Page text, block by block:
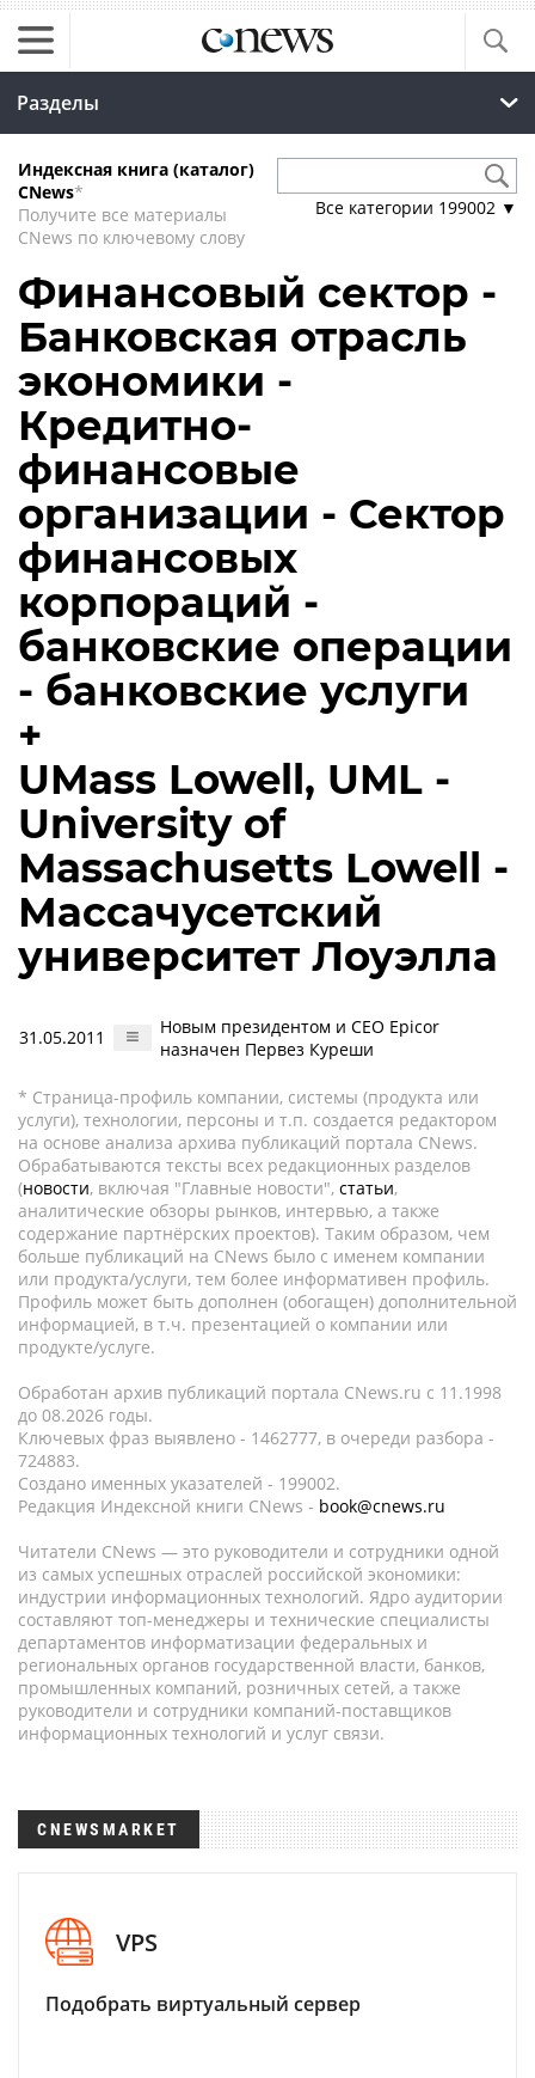
Разделы
Индексная книга (каталог)
CNews*
Получите все материалы
CNews по ключевому слову
Все категории 199002 ▼
Финансовый сектор -
Банковская отрасль
экономики -
Кредитно-
финансовые
организации - Сектор
финансовых
корпораций -
банковские операции
- банковские услуги
+
UMass Lowell, UML -
University of
Massachusetts Lowell -
Массачусетский
университет Лоуэлла
31.05.2011
Новым президентом и CEO Epicor
назначен Первез Куреши
* Страница-профиль компании, системы (продукта или
услуги), технологии, персоны и т.п. создается редактором
на основе анализа архива публикаций портала CNews.
Обрабатываются тексты всех редакционных разделов
(новости, включая "Главные новости", статьи,
аналитические обзоры рынков, интервью, а также
содержание партнёрских проектов). Таким образом, чем
больше публикаций на CNews было с именем компании
или продукта/услуги, тем более информативен профиль.
Профиль может быть дополнен (обогащен) дополнительной
информацией, в т.ч. презентацией о компании или
продукте/услуге.
Обработан архив публикаций портала CNews.ru c 11.1998
до 08.2026 годы.
Ключевых фраз выявлено - 1462777, в очереди разбора -
724883.
Создано именных указателей - 199002.
Редакция Индексной книги CNews - book@cnews.ru
Читатели CNews — это руководители и сотрудники одной
из самых успешных отраслей российской экономики:
индустрии информационных технологий. Ядро аудитории
составляют топ-менеджеры и технические специалисты
департаментов информатизации федеральных и
региональных органов государственной власти, банков,
промышленных компаний, розничных сетей, а также
руководители и сотрудники компаний-поставщиков
информационных технологий и услуг связи.
CNEWSMARKET
VPS
Подобрать виртуальный сервер